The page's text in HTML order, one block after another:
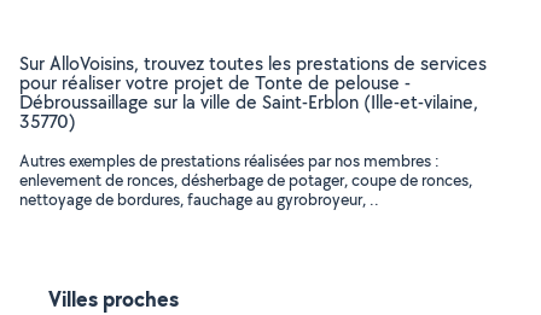
Sur AlloVoisins, trouvez toutes les prestations de services
pour réaliser votre projet de Tonte de pelouse -
Débroussaillage sur la ville de Saint-Erblon (Ille-et-vilaine,
35770)
Autres exemples de prestations réalisées par nos membres :
enlevement de ronces, désherbage de potager, coupe de ronces,
nettoyage de bordures, fauchage au gyrobroyeur, ..
Villes proches